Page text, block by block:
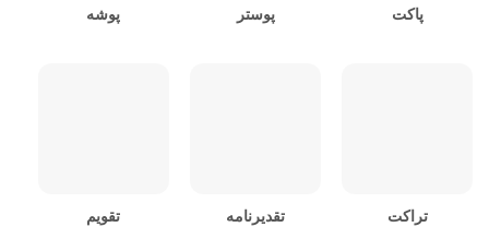
پاکت پوستر پوشه
تراکت تقدیرنامه تقویم